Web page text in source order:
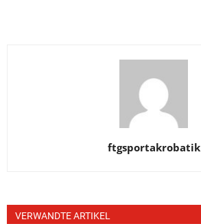
ftgsportakrobatik
VERWANDTE ARTIKEL